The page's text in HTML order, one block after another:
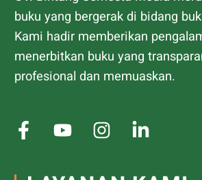
buku yang bergerak di bidang
Kami hadir memberikan
menerbitkan buku yang
profesional dan memuaskan.